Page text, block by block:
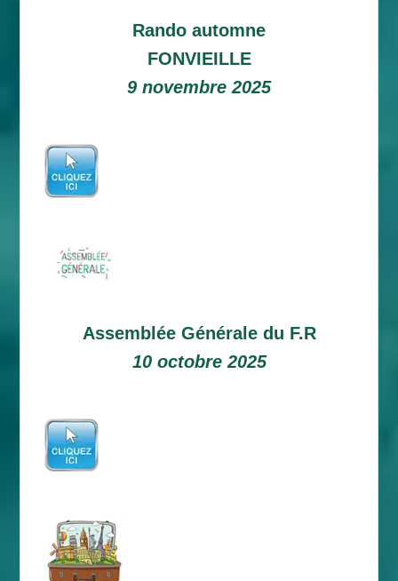
Rando automne
FONVIEILLE
9 novembre 2025
Assemblée Générale du F.R
10 octobre 2025